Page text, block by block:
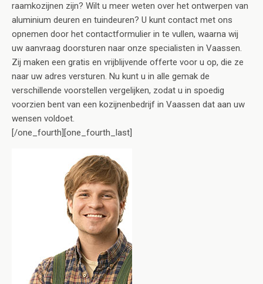
raamkozijnen zijn? Wilt u meer weten over het ontwerpen van
aluminium deuren en tuindeuren? U kunt contact met ons
opnemen door het contactformulier in te vullen, waarna wij
uw aanvraag doorsturen naar onze specialisten in Vaassen.
Zij maken een gratis en vrijblijvende offerte voor u op, die ze
naar uw adres versturen. Nu kunt u in alle gemak de
verschillende voorstellen vergelijken, zodat u in spoedig
voorzien bent van een kozijnenbedrijf in Vaassen dat aan uw
wensen voldoet.
[/one_fourth][one_fourth_last]